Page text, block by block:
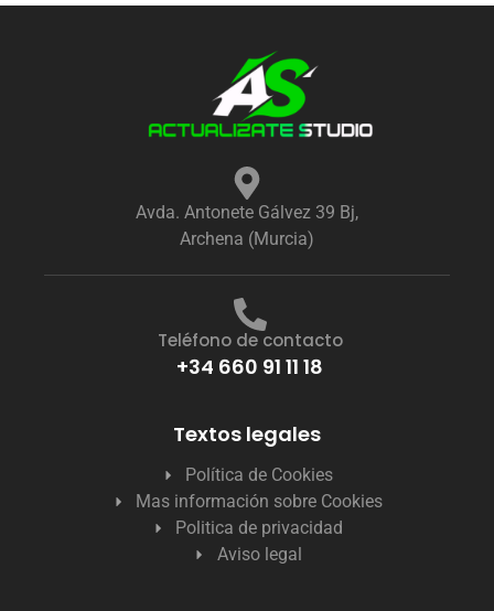
Avda. Antonete Gálvez 39 Bj,
Archena (Murcia)
Teléfono de contacto
+34 660 91 11 18
Textos legales
Política de Cookies
Mas información sobre Cookies
Politica de privacidad
Aviso legal